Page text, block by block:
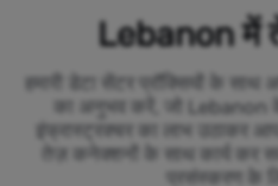
Lebanon में
हमारी डेटा सेंटर प्रॉक्सियों के साथ
का अनुभव करें, जो Lebanon
इंफ्रास्ट्रक्चर का लाभ उठाकर
तेज़ कनेक्शनों के साथ कार्य कर
प्रसंस्करण के